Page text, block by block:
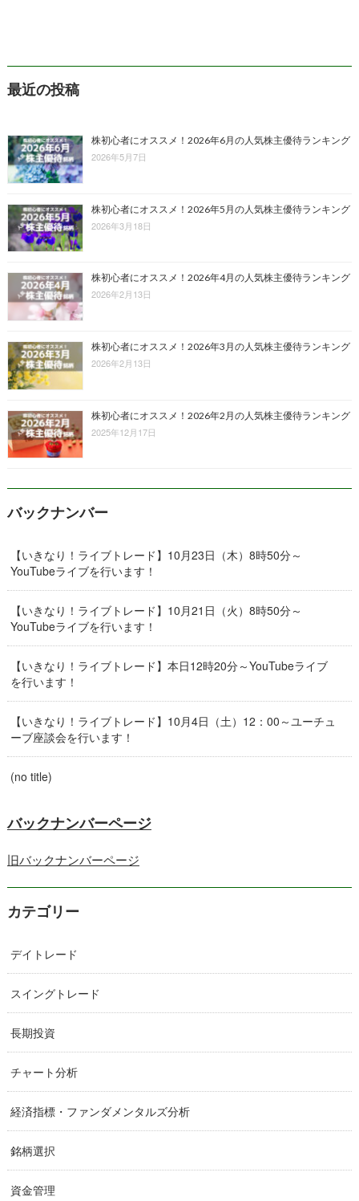
最近の投稿
株初心者にオススメ！2026年6月の人気株主優待ランキング
2026年5月7日
株初心者にオススメ！2026年5月の人気株主優待ランキング
2026年3月18日
株初心者にオススメ！2026年4月の人気株主優待ランキング
2026年2月13日
株初心者にオススメ！2026年3月の人気株主優待ランキング
2026年2月13日
株初心者にオススメ！2026年2月の人気株主優待ランキング
2025年12月17日
バックナンバー
【いきなり！ライブトレード】10月23日（木）8時50分～
YouTubeライブを行います！
【いきなり！ライブトレード】10月21日（火）8時50分～
YouTubeライブを行います！
【いきなり！ライブトレード】本日12時20分～YouTubeライブ
を行います！
【いきなり！ライブトレード】10月4日（土）12：00～ユーチュ
ーブ座談会を行います！
(no title)
バックナンバーページ
旧バックナンバーページ
カテゴリー
デイトレード
スイングトレード
長期投資
チャート分析
経済指標・ファンダメンタルズ分析
銘柄選択
資金管理